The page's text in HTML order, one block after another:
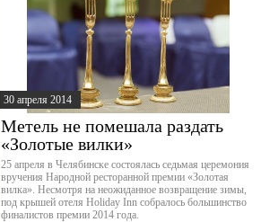
30 апреля 2014
Метель не помешала раздать
«Золотые вилки»
25 апреля в Челябинске состоялась седьмая церемония
вручения Народной ресторанной премии «Золотая
вилка». Несмотря на неожиданное возвращение зимы,
под крышей отеля Holiday Inn собралось большинство
финалистов премии 2014 года.